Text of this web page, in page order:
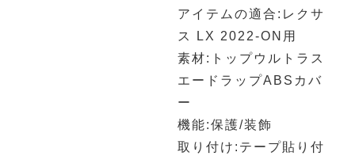
アイテムの適合:レクサ
ス LX 2022-ON用
素材:トップウルトラス
エードラップABSカバ
ー
機能:保護/装飾
取り付け:テープ貼り付